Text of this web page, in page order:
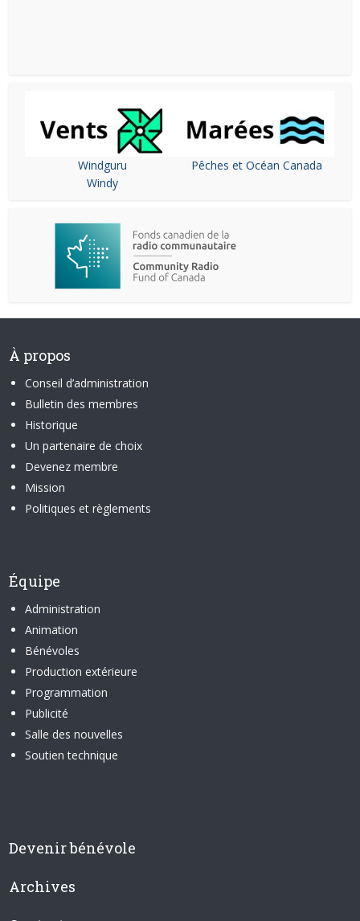
Windguru
Windy
Pêches et Océan Canada
À propos
Conseil d’administration
Bulletin des membres
Historique
Un partenaire de choix
Devenez membre
Mission
Politiques et règlements
Équipe
Administration
Animation
Bénévoles
Production extérieure
Programmation
Publicité
Salle des nouvelles
Soutien technique
Devenir bénévole
Archives